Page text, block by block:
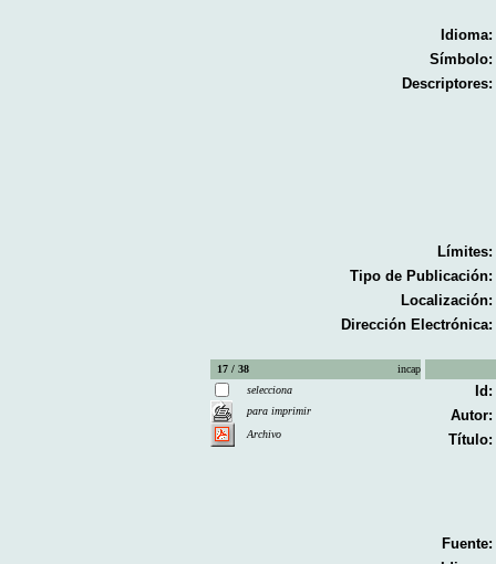
Idioma:
Símbolo:
Descriptores:
Límites:
Tipo de Publicación:
Localización:
Dirección Electrónica:
17 / 38
incap
selecciona
para imprimir
Archivo
Id:
Autor:
Título:
Fuente: